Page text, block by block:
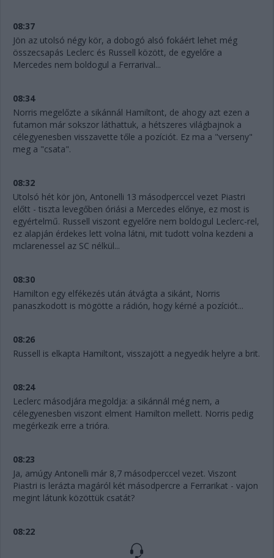
08:37
Jön az utolsó négy kör, a dobogó alsó fokáért lehet még
összecsapás Leclerc és Russell között, de egyelőre a
Mercedes nem boldogul a Ferrarival...
08:34
Norris megelőzte a sikánnál Hamiltont, de ahogy azt ezen a
futamon már sokszor láthattuk, a hétszeres világbajnok a
célegyenesben visszavette tőle a pozíciót. Ez ma a "verseny"
meg a "csata".
08:32
Utolsó hét kör jön, Antonelli 13 másodperccel vezet Piastri
előtt - tiszta levegőben óriási a Mercedes előnye, ez most is
egyértelmű. Russell viszont egyelőre nem boldogul Leclerc-rel,
ez alapján érdekes lett volna látni, mit tudott volna kezdeni a
mclarenessel az SC nélkül...
08:30
Hamilton egy elfékezés után átvágta a sikánt, Norris
panaszkodott is mögötte a rádión, hogy kérné a pozíciót...
08:26
Russell is elkapta Hamiltont, visszajött a negyedik helyre a brit.
08:24
Leclerc másodjára megoldja: a sikánnál még nem, a
célegyenesben viszont elment Hamilton mellett. Norris pedig
megérkezik erre a trióra.
08:23
Ja, amúgy Antonelli már 8,7 másodperccel vezet. Viszont
Piastri is lerázta magáról két másodpercre a Ferrarikat - vajon
megint látunk közöttük csatát?
08:22